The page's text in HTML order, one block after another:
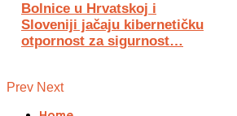
Bolnice u Hrvatskoj i
Sloveniji jačaju kibernetičku
otpornost za sigurnost…
Prev Next